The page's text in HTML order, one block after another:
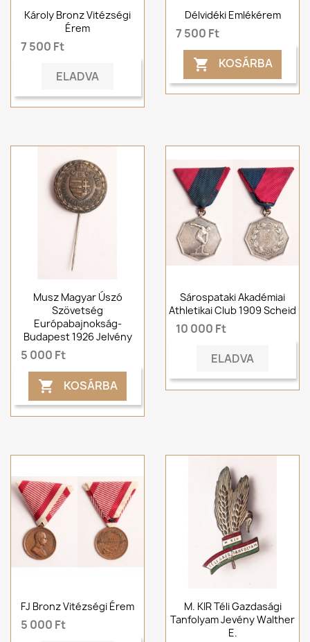
Károly Bronz Vitézségi
Érem
7 500 Ft
ELADVA
Délvidéki Emlékérem
7 500 Ft
 KOSÁRBA
Musz Magyar Úszó
Szövetség
Európabajnokság-
Budapest 1926 Jelvény
5 000 Ft
 KOSÁRBA
Sárospataki Akadémiai
Athletikai Club 1909 Scheid
10 000 Ft
ELADVA
FJ Bronz Vitézségi Érem
5 000 Ft
M. KIR Téli Gazdasági
Tanfolyam Jevény Walther
E.